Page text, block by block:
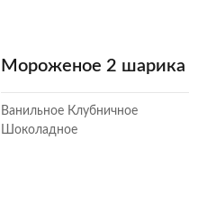
Мороженое 2 шарика
Ванильное Клубничное
Шоколадное